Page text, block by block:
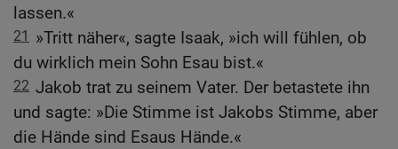
lassen.«
21
»Tritt näher«, sagte Isaak, »ich will fühlen, ob
du wirklich mein Sohn Esau bist.«
22 Jakob trat zu seinem Vater. Der betastete ihn
und sagte: »Die Stimme ist Jakobs Stimme, aber
die Hände sind Esaus Hände.«